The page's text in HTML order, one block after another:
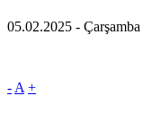
05.02.2025 -
- A +